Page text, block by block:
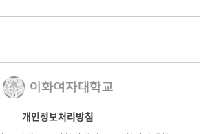
개인정보처리방침